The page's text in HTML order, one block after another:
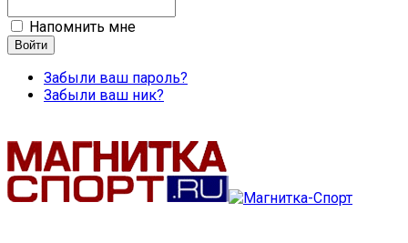
Напомнить мне
Забыли ваш пароль?
Забыли ваш ник?